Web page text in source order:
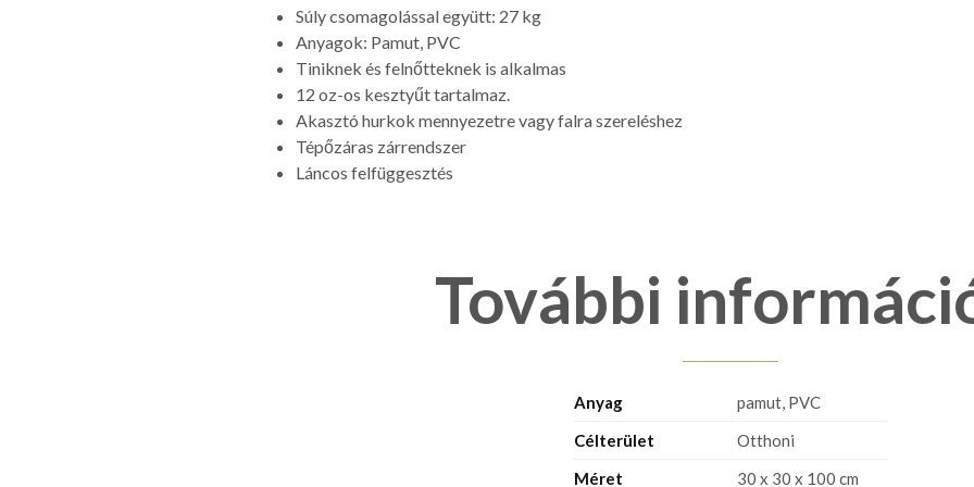
Súly csomagolással együtt: 27 kg
Anyagok: Pamut, PVC
Tiniknek és felnőtteknek is alkalmas
12 oz-os kesztyűt tartalmaz.
Akasztó hurkok mennyezetre vagy falra szereléshez
Tépőzáras zárrendszer
Láncos felfüggesztés
További
Anyag
pamut, PVC
Célterület
Otthoni
Méret
30 x 30 x 100 cm